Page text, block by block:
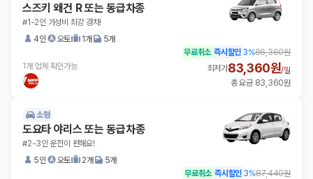
스즈키 왜건 R 또는 동급차종
#1-2인 가성비 최강 경차!
4인
오토 1개 5개
1개 업체 확인가능
무료취소 즉시할인 3%86,360원
최저가83,360원/일
총 요금 83,360원
소형
도요타 야리스 또는 동급차종
#2-3인 운전이 편해요!
5인
오토 2개 5개
무료취소 즉시할인 3%87,440원